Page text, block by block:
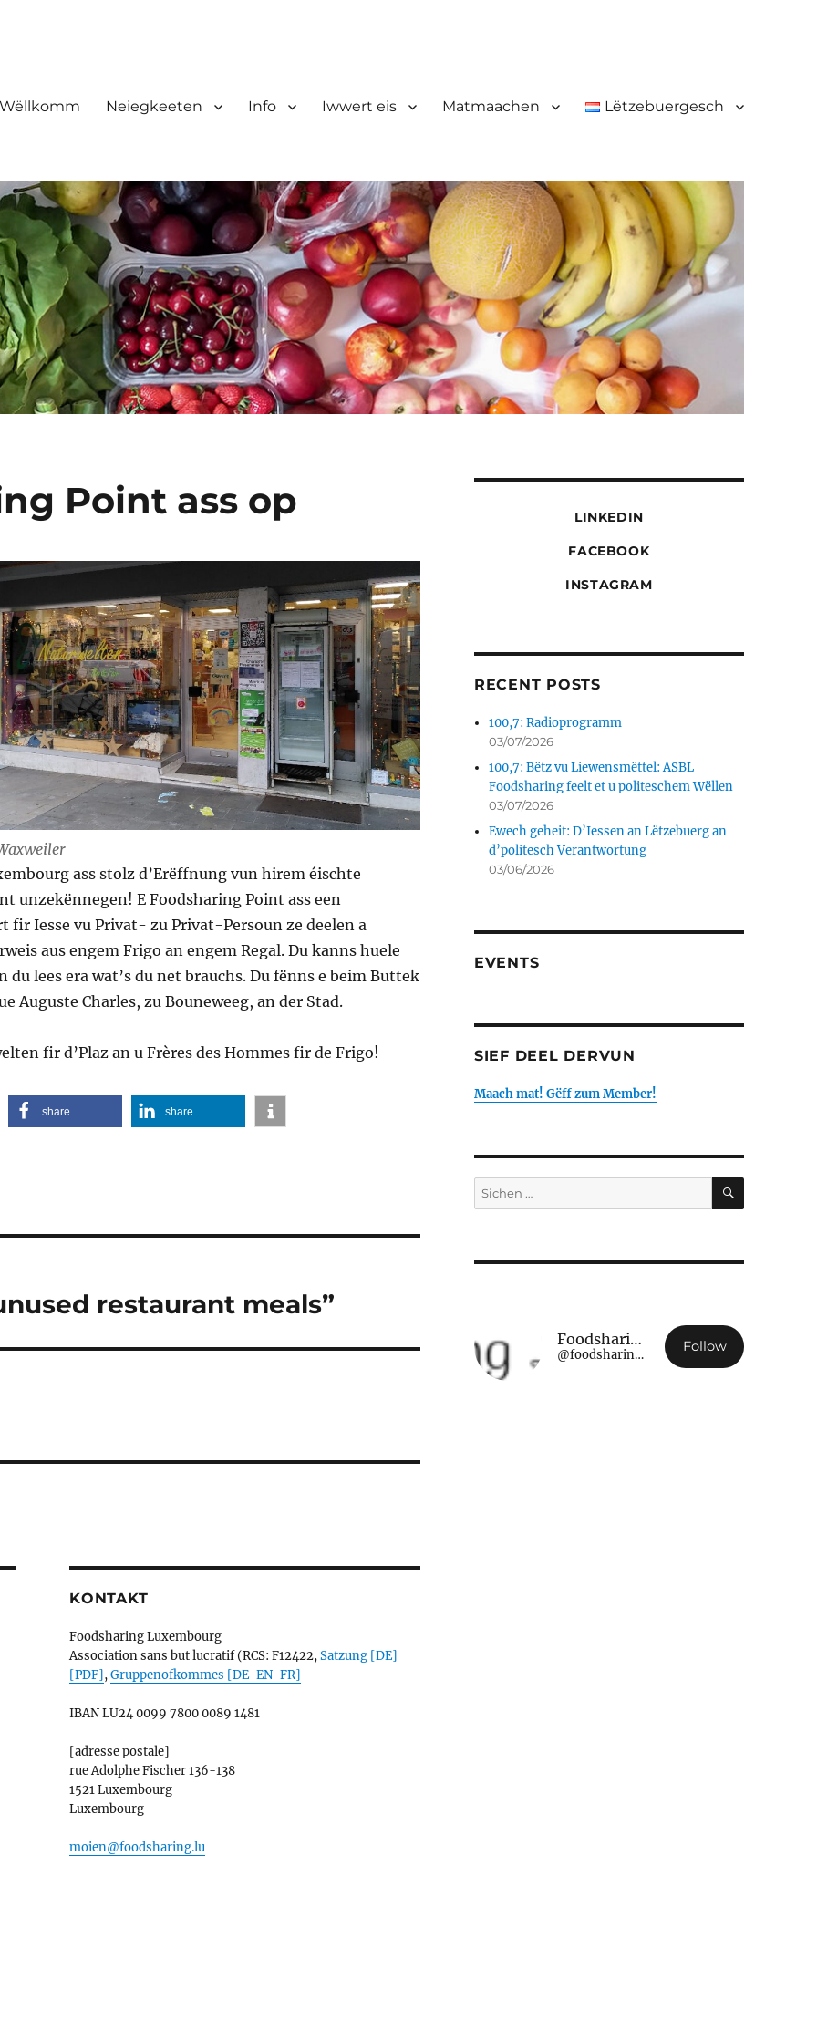
Wëllkomm Neiegkeeten Info Iwwert eis Matmaachen Lëtzebuergesch
Point ass op
ass stolz d’Erëffnung vun hirem éischte
unzekënnegen! E Foodsharing Point ass een
fir Iesse vu Privat- zu Privat-Persoun ze deelen a
aus engem Frigo an engem Regal. Du kanns huele
du lees era wat’s du net brauchs. Du fënns e beim Buttek
Auguste Charles, zu Bouneweeg, an der Stad.
fir d’Plaz an u Frères des Hommes fir de Frigo!
share share
restaurant meals”
KONTAKT
Foodsharing Luxembourg
Association sans but lucratif (RCS: F12422,Satzung [DE]
[PDF],Gruppenofkommes [DE-EN-FR]
IBANLU24 0099 7800 0089 1481
[adresse postale]
rue Adolphe Fischer 136-138
1521 Luxembourg
Luxembourg
moien@foodsharing.lu
LINKEDIN
FACEBOOK
INSTAGRAM
RECENT POSTS
100,7: Radioprogramm
03/07/2026
100,7: Bëtz vu Liewensmëttel: ASBL
Foodsharing feelt et u politeschem Wëllen
03/07/2026
Ewech geheit: D’Iessen an Lëtzebuerg an
d’politesch Verantwortung
03/06/2026
EVENTS
SIEF DEEL DERVUN
Maach mat! Gëff zum Member!
Sichen
no:
SICHEN
Foodsharing Luxembourg
@foodsharing.lu@www.foodsharing.lu
Follow